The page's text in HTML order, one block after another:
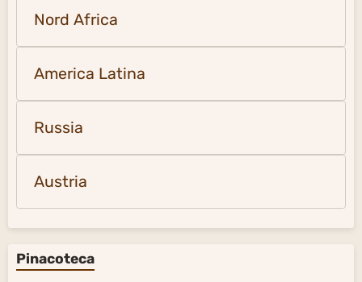
Nord Africa
America Latina
Russia
Austria
Pinacoteca